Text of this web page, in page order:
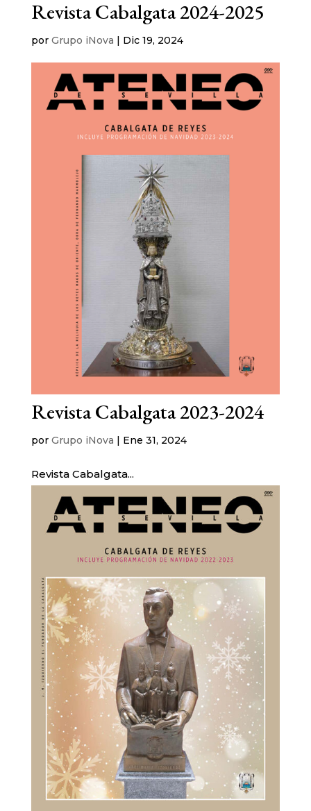
Revista Cabalgata 2024-2025
por Grupo iNova Dic 19, 2024
Revista Cabalgata 2023-2024
por Grupo iNova | Ene 31, 2024
Revista Cabalgata...